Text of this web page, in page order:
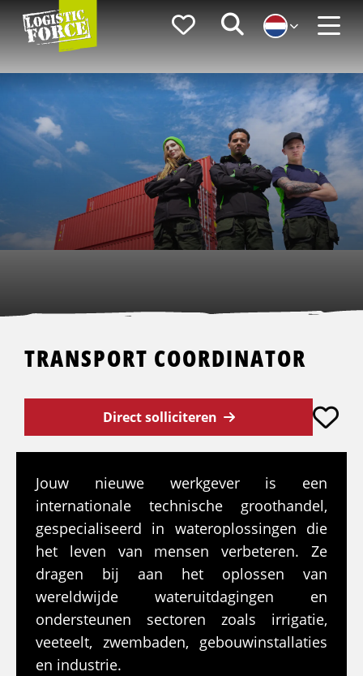
Logistic
Force
FavorietenZoeken
TRANSPORT COORDINATOR
Direct solliciteren
Jouw nieuwe werkgever is een
internationale technische groothandel,
gespecialiseerd in wateroplossingen die
het leven van mensen verbeteren. Ze
dragen bij aan het oplossen van
wereldwijde wateruitdagingen en
ondersteunen sectoren zoals irrigatie,
veeteelt, zwembaden, gebouwinstallaties
en industrie.